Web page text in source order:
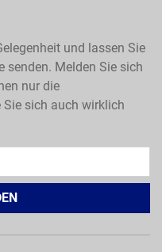
und lassen Sie
senden. Melden Sie sich
nur die
sich auch wirklich